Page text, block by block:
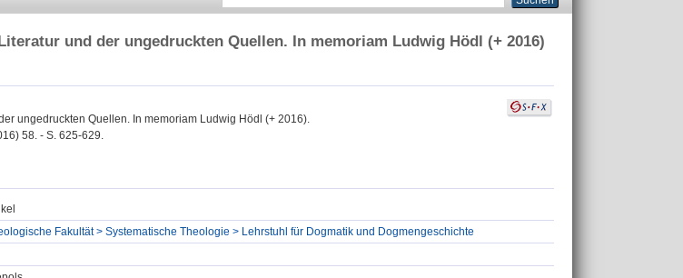
und der ungedruckten Quellen. In memoriam Ludwig Hödl (+ 2016)
ungedruckten Quellen. In memoriam Ludwig Hödl (+ 2016).
58. - S. 625-629.
Fakultät > Systematische Theologie > Lehrstuhl für Dogmatik und Dogmengeschichte